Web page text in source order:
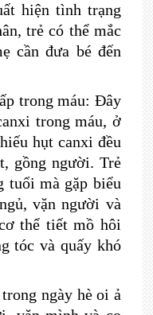
hiện tình trạng
trẻ có thể mắc
cần đưa bé đến
trong máu: Đây
trong máu, ở
hụt canxi đều
gồng người. Trẻ
tuổi mà gặp biểu
vặn người và
thể tiết mồ hôi
tóc và quấy khó
ngày hè oi ả